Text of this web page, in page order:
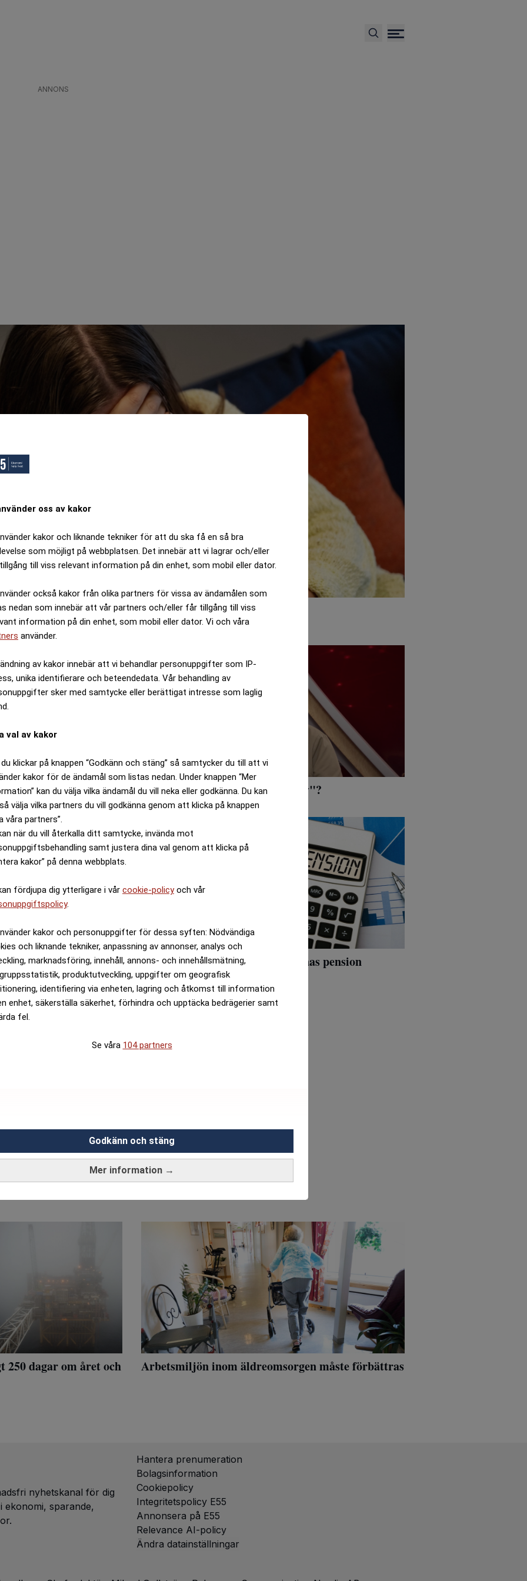
oss av kakor
kakor och liknande tekniker för att du ska få en så bra
som möjligt på webbplatsen. Det innebär att vi lagrar och/eller
till viss relevant information på din enhet, som mobil eller dator.
också kakor från olika partners för vissa av ändamålen som
nedan som innebär att vår partners och/eller får tillgång till viss
information på din enhet, som mobil eller dator. Vi och våra
använder.
av kakor innebär att vi behandlar personuppgifter som IP-
unika identifierare och beteendedata. Vår behandling av
sker med samtycke eller berättigat intresse som laglig
val av kakor
klickar på knappen “Godkänn och stäng” så samtycker du till att vi
kakor för de ändamål som listas nedan. Under knappen “Mer
kan du välja vilka ändamål du vill neka eller godkänna. Du kan
välja vilka partners du vill godkänna genom att klicka på knappen
våra partners”.
när du vill återkalla ditt samtycke, invända mot
samt justera dina val genom att klicka på
kakor” på denna webbplats.
fördjupa dig ytterligare i vår cookie-policyoch vår
.
kakor och personuppgifter för dessa syften: Nödvändiga
och liknande tekniker, anpassning av annonser, analys och
marknadsföring, innehåll, annons- och innehållsmätning,
produktutveckling, uppgifter om geografisk
identifiering via enheten, lagring och åtkomst till information
enhet, säkerställa säkerhet, förhindra och upptäcka bedrägerier samt
fel.
Se våra 104 partners
Mer information →
Godkänn och stäng
ANNONS
– forskarna visar sambandet
på jobbet vara nyttigt Vad är ett "evolutionärt arbetsliv"?
frågor om
Larmet går - om sjuksköterskornas pension
dagar om året och
Arbetsmiljön inom äldreomsorgen måste förbättras
nyhetskanal för dig
ekonomi, sparande,
Hantera prenumeration
Bolagsinformation
Cookiepolicy
Integritetspolicy E55
Annonsera på E55
Relevance AI-policy
Ändra datainställningar